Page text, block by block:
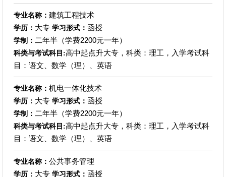
专业名称： 建筑工程技术
学历： 大专 学习形式： 函授
学制： 二年半（学费2200元一年）
科类与考试科目:高中起点升大专，科类：理工，入学考试科
目：语文、数学（理）、英语
专业名称： 机电一体化技术
学历： 大专 学习形式： 函授
学制： 二年半（学费2200元一年）
科类与考试科目:高中起点升大专，科类：理工，入学考试科
目：语文、数学（理）、英语
专业名称： 公共事务管理
学历： 大专 学习形式： 函授